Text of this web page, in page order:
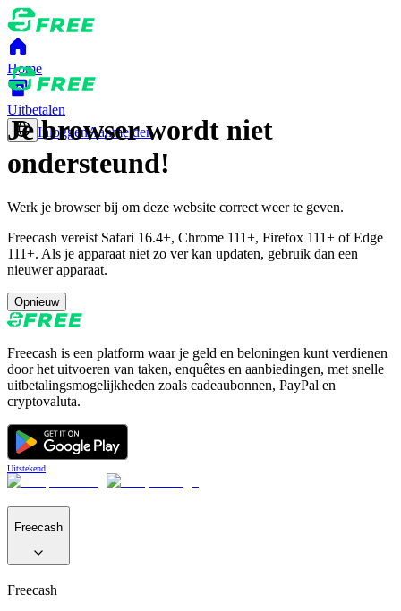
Home
Uitbetalen
InloggenAanmelden
Je browser wordt niet
ondersteund!
Werk je browser bij om deze website correct weer te geven.
Freecash vereist Safari 16.4+, Chrome 111+, Firefox 111+ of Edge
111+. Als je apparaat niet zo ver kan updaten, gebruik dan een
nieuwer apparaat.
Opnieuw
Freecash is een platform waar je geld en beloningen kunt verdienen
door het uitvoeren van taken, enquêtes en aanbiedingen, met snelle
uitbetalingsmogelijkheden zoals cadeaubonnen, PayPal en
cryptovaluta.
Uitstekend
Freecash
Freecash